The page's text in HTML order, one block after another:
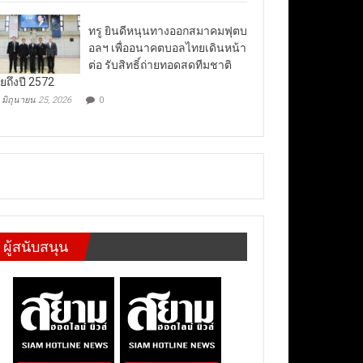
ทรู ยินดีหนุนทางออกสมาคมฟุตบ
อลฯ เพื่ออนาคตบอลไทยเดินหน้า
ต่อ รับสิทธิ์ถ่ายทอดสดทีมชาติ
ถึงปี 2572
มิถุนายน 25, 2026 0
ผู้สนับสนุน